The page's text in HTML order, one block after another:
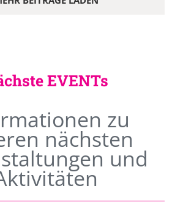
EVENTs
zu
nächsten
und